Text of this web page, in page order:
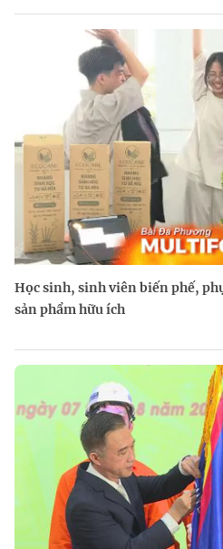
Học sinh, sinh viên biến phế,
sản phẩm hữu ích